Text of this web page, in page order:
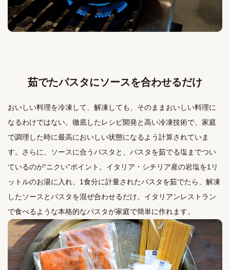
茹でたパスタにソースを合わせるだけ
おいしい料理を冷凍して、解凍しても、そのままおいしい料理に
なるわけではない。徹底したレシピ開発と高い冷凍技術で、家庭
で調理した時に最高においしい状態になるよう計算されていま
す。さらに、ソースに合うパスタと、パスタを茹でる塩までつい
ているのが“ニクい”ポイント。イタリア・シチリア産の岩塩を1リ
ットルのお湯に入れ、1食分に計量されたパスタを茹でたら、解凍
したソースとパスタを混ぜ合わせるだけ。イタリアンレストラン
で食べるような本格的なパスタが家庭で簡単に作れます。